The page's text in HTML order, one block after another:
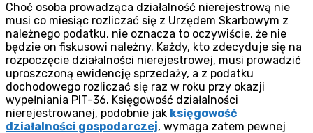
Choć osoba prowadząca działalność nierejestrową nie
musi co miesiąc rozliczać się z Urzędem Skarbowym z
należnego podatku, nie oznacza to oczywiście, że nie
będzie on fiskusowi należny. Każdy, kto zdecyduje się na
rozpoczęcie działalności nierejestrowej, musi prowadzić
uproszczoną ewidencję sprzedaży, a z podatku
dochodowego rozliczać się raz w roku przy okazji
wypełniania PIT-36. Księgowość działalności
nierejestrowanej, podobnie jak księgowość
działalności gospodarczej, wymaga zatem pewnej